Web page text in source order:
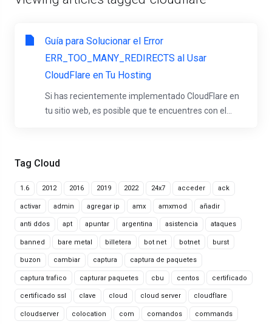
Tag Cloud
1.6 2012 2016 2019 2022 24x7 acceder ack
activar admin agregar ip amx amxmod añadir
anti ddos apt apuntar argentina asistencia ataques
banned bare metal billetera bot net botnet burst
buzon cambiar captura captura de paquetes
captura trafico capturar paquetes cbu centos certificado
certificado ssl clave cloud cloud server cloudflare
cloudserver colocation com comandos commands
Guía para Solucionar el Error
ERR_TOO_MANY_REDIRECTS al Usar
CloudFlare en Tu Hosting
Si has recientemente implementado CloudFlare en
tu sitio web, es posible que te encuentres con el...